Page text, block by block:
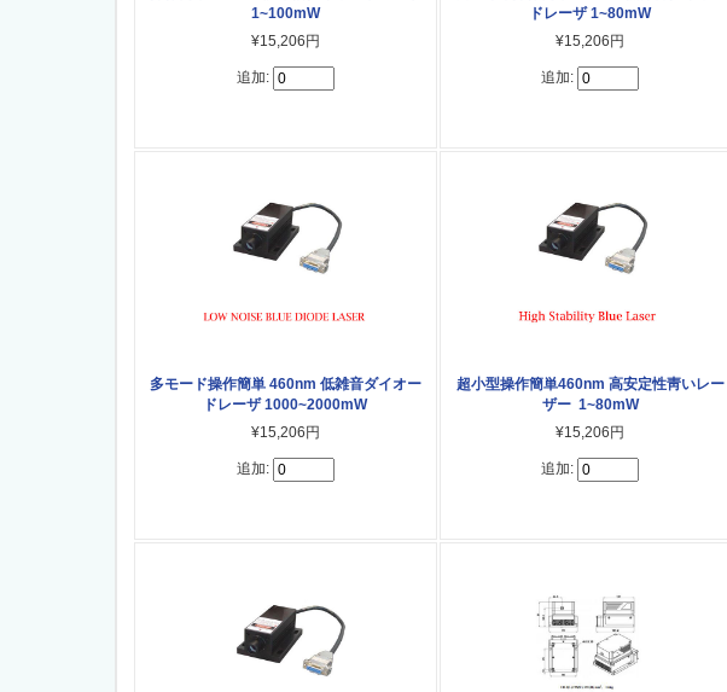
1~100mW
¥15,206円
追加:
ドレーザ 1~80mW
¥15,206円
追加:
多モード操作簡単 460nm 低雑音ダイオー
ドレーザ 1000~2000mW
¥15,206円
追加:
超小型操作簡単460nm 高安定性靑いレー
ザー 1~80mW
¥15,206円
追加: